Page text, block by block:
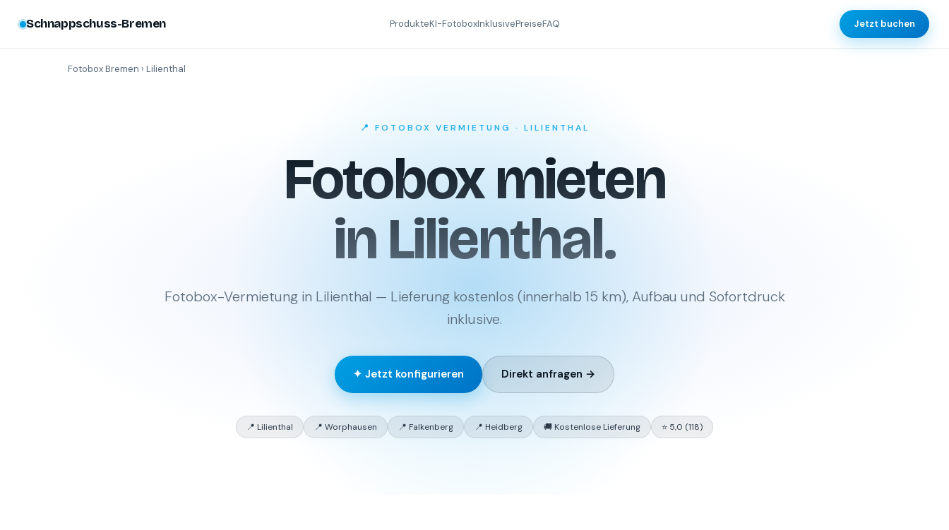
Schnappschuss-Bremen ProdukteKI-FotoboxInklusivePreiseFAQ Jetzt buchen
Fotobox Bremen › Lilienthal
📍 FOTOBOX VERMIETUNG · LILIENTHAL
Fotobox mieten
in Lilienthal.
Fotobox-Vermietung in Lilienthal — Lieferung kostenlos (innerhalb 15 km), Aufbau und Sofortdruck
inklusive.
✦ Jetzt konfigurieren Direkt anfragen →
📍 Lilienthal 📍 Worphausen 📍 Falkenberg 📍 Heidberg 🚚 Kostenlose Lieferung ⭐ 5,0 (118)